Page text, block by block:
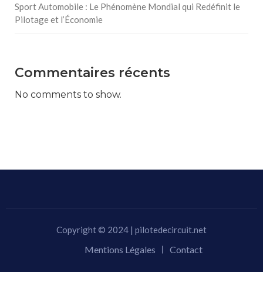
Sport Automobile : Le Phénomène Mondial qui Redéfinit le
Pilotage et l’Économie
Commentaires récents
No comments to show.
Copyright © 2024 | pilotedecircuit.net
Mentions Légales Contact